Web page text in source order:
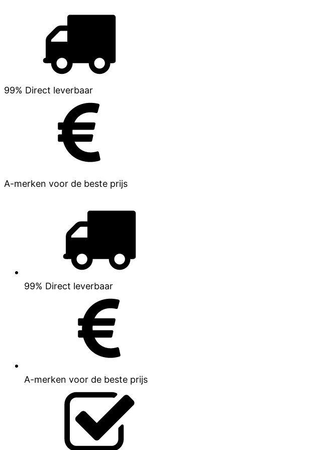
99% Direct leverbaar
A-merken voor de beste prijs
99% Direct leverbaar
A-merken voor de beste prijs